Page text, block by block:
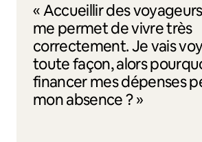
« Accueillir des
me permet de vivre très
correctement. Je vais
toute façon, alors
financer mes dépenses
mon absence ? »